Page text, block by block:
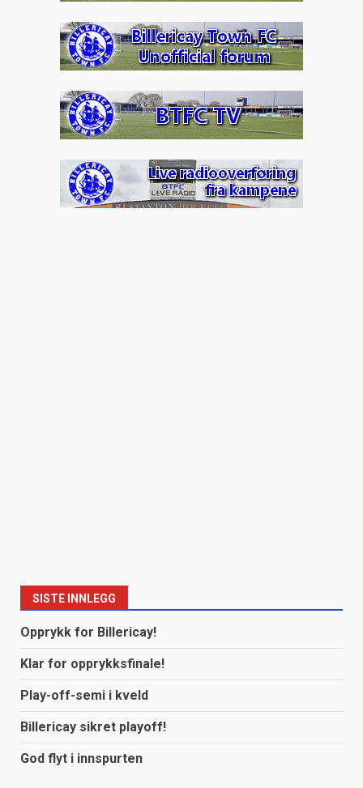
SISTE INNLEGG
Opprykk for Billericay!
Klar for opprykksfinale!
Play-off-semi i kveld
Billericay sikret playoff!
God flyt i innspurten